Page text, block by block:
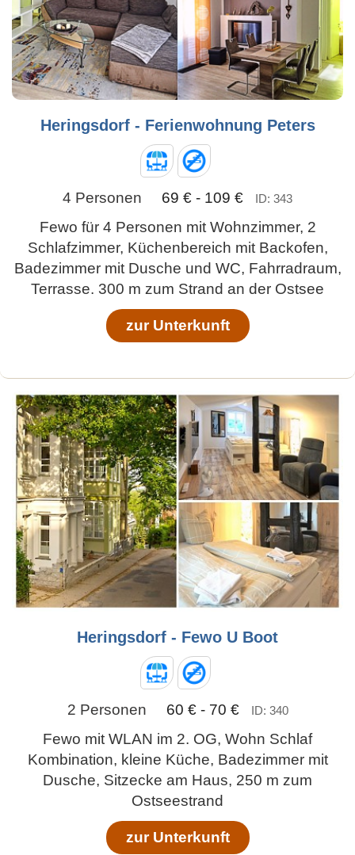
Heringsdorf - Ferienwohnung Peters
4 Personen 69 € - 109 € ID: 343
Fewo für 4 Personen mit Wohnzimmer, 2
Schlafzimmer, Küchenbereich mit Backofen,
Badezimmer mit Dusche und WC, Fahrradraum,
Terrasse. 300 m zum Strand an der Ostsee
zur Unterkunft
Heringsdorf - Fewo U Boot
2 Personen 60 € - 70 € ID: 340
Fewo mit WLAN im 2. OG, Wohn Schlaf
Kombination, kleine Küche, Badezimmer mit
Dusche, Sitzecke am Haus, 250 m zum
Ostseestrand
zur Unterkunft